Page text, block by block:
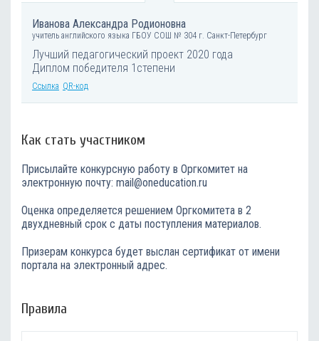
Иванова Александра Родионовна
учитель английского языка ГБОУ СОШ № 304 г. Санкт-Петербург
Лучший педагогический проект 2020 года
Диплом победителя 1степени
Ссылка QR-код
Как стать участником
Присылайте конкурсную работу в Оргкомитет на
электронную почту: mail@oneducation.ru
Оценка определяется решением Оргкомитета в 2
двухдневный срок с даты поступления материалов.
Призерам конкурса будет выслан сертификат от имени
портала на электронный адрес.
Правила